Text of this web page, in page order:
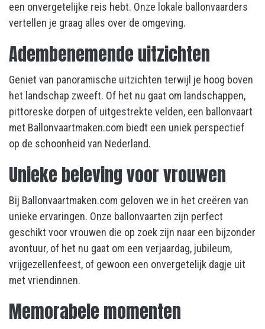
een onvergetelijke reis hebt. Onze lokale ballonvaarders
vertellen je graag alles over de omgeving.
Adembenemende uitzichten
Geniet van panoramische uitzichten terwijl je hoog boven
het landschap zweeft. Of het nu gaat om landschappen,
pittoreske dorpen of uitgestrekte velden, een ballonvaart
met Ballonvaartmaken.com biedt een uniek perspectief
op de schoonheid van Nederland.
Unieke beleving voor vrouwen
Bij Ballonvaartmaken.com geloven we in het creëren van
unieke ervaringen. Onze ballonvaarten zijn perfect
geschikt voor vrouwen die op zoek zijn naar een bijzonder
avontuur, of het nu gaat om een verjaardag, jubileum,
vrijgezellenfeest, of gewoon een onvergetelijk dagje uit
met vriendinnen.
Memorabele momenten